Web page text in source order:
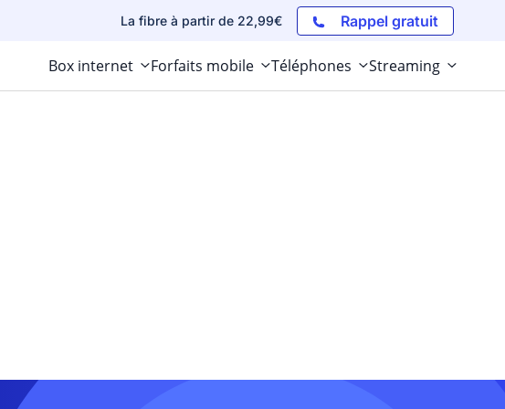
La fibre à partir de 22,99€ Rappel gratuit
Box internet Forfaits mobile Téléphones Streaming